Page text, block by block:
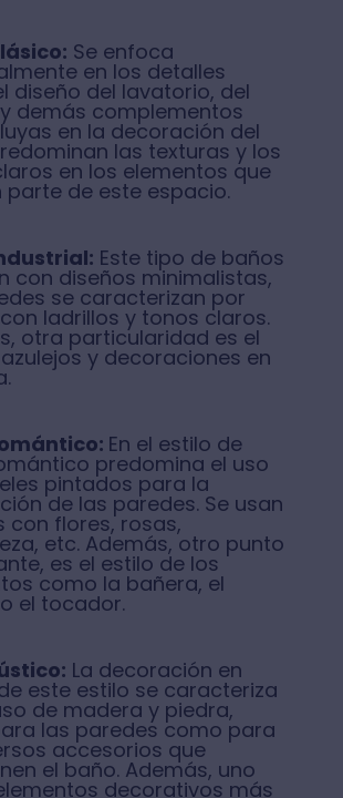
Se enfoca
en los detalles
diseño del lavatorio, del
demás complementos
en la decoración del
las texturas y los
en los elementos que
de este espacio.
Este tipo de baños
con diseños minimalistas,
se caracterizan por
ladrillos y tonos claros.
otra particularidad es el
y decoraciones en
En el estilo de
predomina el uso
pintados para la
de las paredes. Se usan
con flores, rosas,
etc. Además, otro punto
es el estilo de los
como la bañera, el
el tocador.
La decoración en
este estilo se caracteriza
de madera y piedra,
las paredes como para
accesorios que
el baño. Además, uno
decorativos más